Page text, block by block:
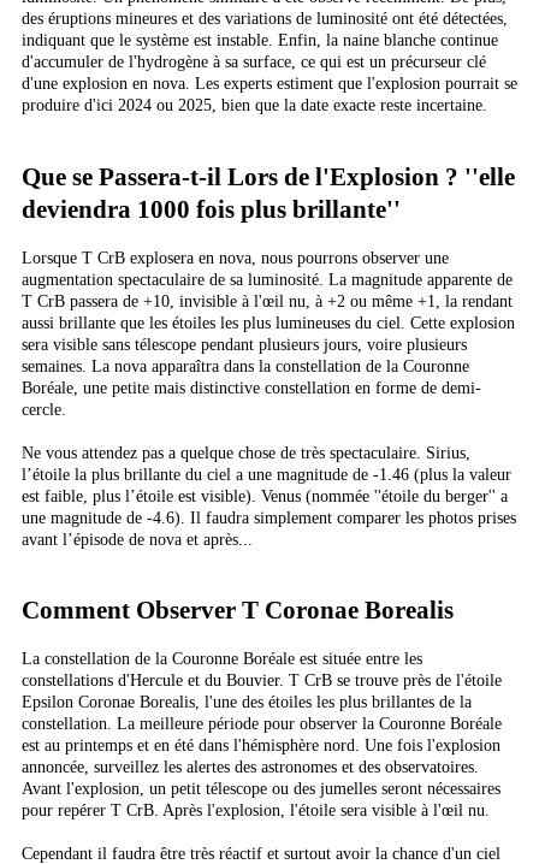
des éruptions mineures et des variations de luminosité ont été détectées,
indiquant que le système est instable. Enfin, la naine blanche continue
d'accumuler de l'hydrogène à sa surface, ce qui est un précurseur clé
d'une explosion en nova. Les experts estiment que l'explosion pourrait se
produire d'ici 2024 ou 2025, bien que la date exacte reste incertaine.
Que se Passera-t-il Lors de l'Explosion ? ''elle
deviendra 1000 fois plus brillante''
Lorsque T CrB explosera en nova, nous pourrons observer une
augmentation spectaculaire de sa luminosité. La magnitude apparente de
T CrB passera de +10, invisible à l'œil nu, à +2 ou même +1, la rendant
aussi brillante que les étoiles les plus lumineuses du ciel. Cette explosion
sera visible sans télescope pendant plusieurs jours, voire plusieurs
semaines. La nova apparaîtra dans la constellation de la Couronne
Boréale, une petite mais distinctive constellation en forme de demi-
cercle.
Ne vous attendez pas a quelque chose de très spectaculaire. Sirius,
l’étoile la plus brillante du ciel a une magnitude de -1.46 (plus la valeur
est faible, plus l’étoile est visible). Venus (nommée ''étoile du berger'' a
une magnitude de -4.6). Il faudra simplement comparer les photos prises
avant l’épisode de nova et après...
Comment Observer T Coronae Borealis
La constellation de la Couronne Boréale est située entre les
constellations d'Hercule et du Bouvier. T CrB se trouve près de l'étoile
Epsilon Coronae Borealis, l'une des étoiles les plus brillantes de la
constellation. La meilleure période pour observer la Couronne Boréale
est au printemps et en été dans l'hémisphère nord. Une fois l'explosion
annoncée, surveillez les alertes des astronomes et des observatoires.
Avant l'explosion, un petit télescope ou des jumelles seront nécessaires
pour repérer T CrB. Après l'explosion, l'étoile sera visible à l'œil nu.
Cependant il faudra être très réactif et surtout avoir la chance d'un ciel